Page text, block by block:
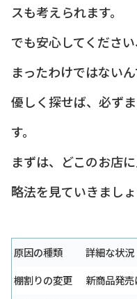
スも考えられます。
でも安心してくださ
まったわけではないん
優しく探せば、必ず
す。
まずは、どこのお店
略法を見ていきましょ
原因の種類
詳細な状況
棚割りの変更
新商品発